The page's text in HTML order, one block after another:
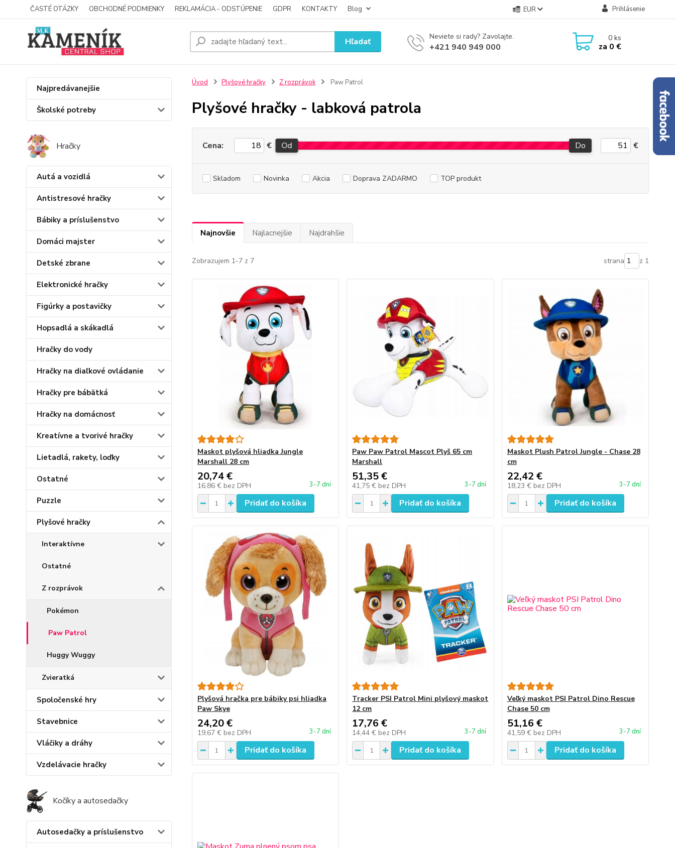
ČASTÉ OTÁZKY OBCHODNÉ PODMIENKY REKLAMÁCIA - ODSTÚPENIE GDPR KONTAKTY Blog EUR Prihlásenie
Hľadať Neviete si rady? Zavolajte.
+421 940 949 000
0ks
za 0 €
Najpredávanejšie
Školské potreby
Hračky
Autá a vozidlá
Antistresové hračky
Bábiky a príslušenstvo
Domáci majster
Detské zbrane
Elektronické hračky
Figúrky a postavičky
Hopsadlá a skákadlá
Hračky do vody
Hračky na diaľkové ovládanie
Hračky pre bábätká
Hračky na domácnosť
Kreatívne a tvorivé hračky
Lietadlá, rakety, loďky
Ostatné
Puzzle
Plyšové hračky
Interaktívne
Ostatné
Z rozprávok
Pokémon
Paw Patrol
Huggy Wuggy
Zvieratká
Spoločenské hry
Stavebnice
Vláčiky a dráhy
Vzdelávacie hračky
Kočíky a autosedačky
Autosedačky a príslušenstvo
Úvod Plyšové hračky Z rozprávok Paw Patrol
Plyšové hračky - labková patrola
Cena: € Od Do €
Skladom Novinka Akcia Doprava ZADARMO TOP produkt
Najnovšie Najlacnejšie Najdrahšie
Zobrazujem 1-7 z 7 strana z 1
Maskot plyšová hliadka Jungle
Marshall 28 cm
20,74 €
16,86 € bez DPH 3-7 dní
Pridať do košíka
Paw Paw Patrol Mascot Plyš 65 cm
Marshall
51,35 €
41,75 € bez DPH 3-7 dní
Pridať do košíka
Maskot Plush Patrol Jungle - Chase 28
cm
22,42 €
18,23 € bez DPH 3-7 dní
Pridať do košíka
Plyšová hračka pre bábiky psi hliadka
Paw Skye
24,20 €
19,67 € bez DPH 3-7 dní
Pridať do košíka
Tracker PSI Patrol Mini plyšový maskot
12 cm
17,76 €
14,44 € bez DPH 3-7 dní
Pridať do košíka
Veľký maskot PSI Patrol Dino Rescue
Chase 50 cm
51,16 €
41,59 € bez DPH 3-7 dní
Pridať do košíka